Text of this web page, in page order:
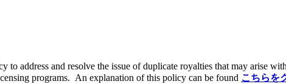
address and resolve the issue of duplicate royalties that may arise
programs. An explanation of this policy can be found こちらを